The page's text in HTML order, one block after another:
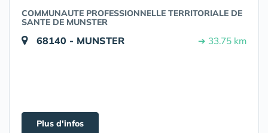
COMMUNAUTE PROFESSIONNELLE TERRITORIALE DE
SANTE DE MUNSTER
68140 - MUNSTER ➔ 33.75 km
Plus d'infos